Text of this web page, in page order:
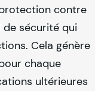
contre
sécurité qui
Cela génère
chaque
ultérieures